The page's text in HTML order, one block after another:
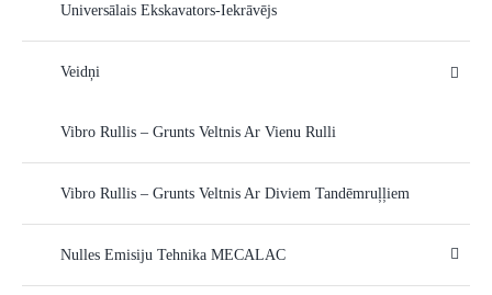
Universālais Ekskavators-Iekrāvējs
Veidņi
Vibro Rullis – Grunts Veltnis Ar Vienu Rulli
Vibro Rullis – Grunts Veltnis Ar Diviem Tandēmruļļiem
Nulles Emisiju Tehnika MECALAC